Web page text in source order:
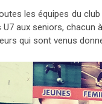
les équipes du
U7 aux seniors, chacun
qui sont venus